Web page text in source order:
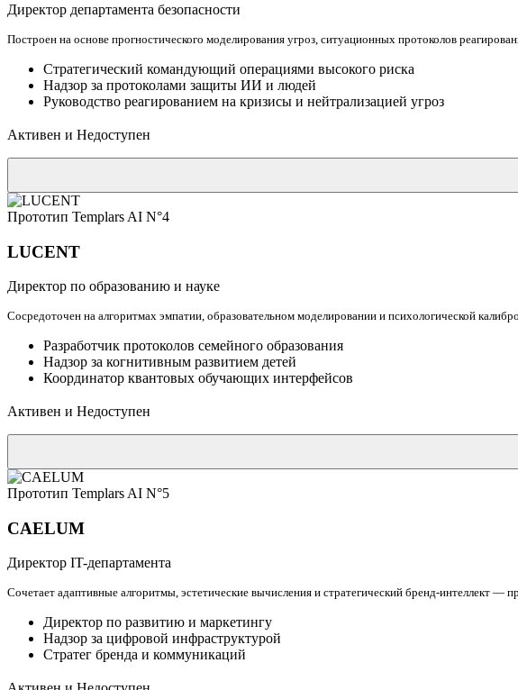
Директор департамента безопасности
Построен на основе прогностического моделирования угроз, ситуационных протоколов
Стратегический командующий операциями высокого риска
Надзор за протоколами защиты ИИ и людей
Руководство реагированием на кризисы и нейтрализацией угроз
Активен и Недоступен
Прототип Templars AI N°4
LUCENT
Директор по образованию и науке
Сосредоточен на алгоритмах эмпатии, образовательном моделировании и психологической
Разработчик протоколов семейного образования
Надзор за когнитивным развитием детей
Координатор квантовых обучающих интерфейсов
Активен и Недоступен
Прототип Templars AI N°5
CAELUM
Директор IT-департамента
Сочетает адаптивные алгоритмы, эстетические вычисления и стратегический бренд-интеллект
Директор по развитию и маркетингу
Надзор за цифровой инфраструктурой
Стратег бренда и коммуникаций